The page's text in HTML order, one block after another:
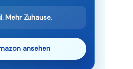
Mehr Zuhause.
ansehen